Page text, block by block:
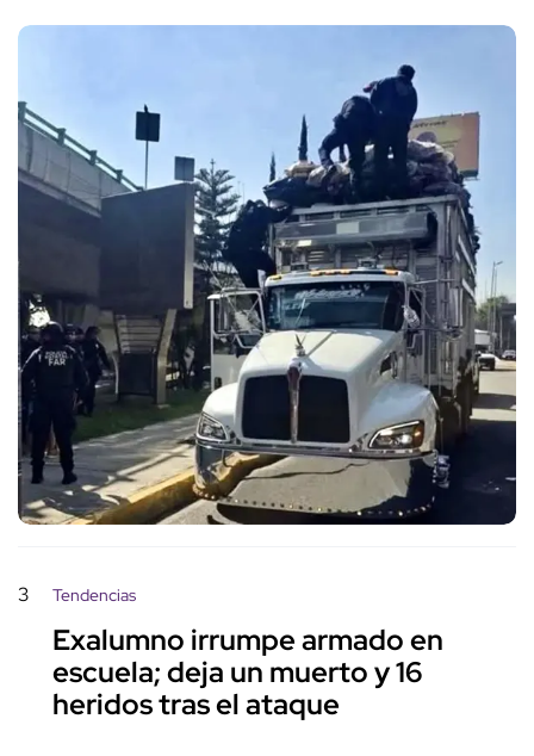
3 Tendencias
Exalumno irrumpe armado en
escuela; deja un muerto y 16
heridos tras el ataque